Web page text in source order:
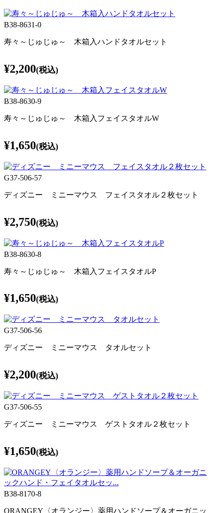
B38-8631-0
寿々～じゅじゅ～ 木箱入ハンドタオルセット
¥2,200(税込)
B38-8630-9
寿々～じゅじゅ～ 木箱入フェイスタオルW
¥1,650(税込)
G37-506-57
ディズニー ミニーマウス フェイスタオル２枚セット
¥2,750(税込)
B38-8630-8
寿々～じゅじゅ～ 木箱入フェイスタオルP
¥1,650(税込)
G37-506-56
ディズニー ミニーマウス タオルセット
¥2,200(税込)
G37-506-55
ディズニー ミニーマウス ゲストタオル２枚セット
¥1,650(税込)
B38-8170-8
ORANGEY〈オランジー〉薬用ハンドソープ＆オーガニッ